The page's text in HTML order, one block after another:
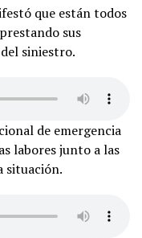
que están todos
sus
siniestro.
de emergencia
labores junto a las
situación.